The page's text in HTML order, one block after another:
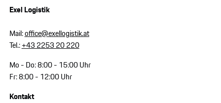
Exel Logistik
Mail:office@exellogistik.at
Tel.:+43 2253 20 220
Mo - Do: 8:00 - 15:00 Uhr
Fr: 8:00 - 12:00 Uhr
Kontakt